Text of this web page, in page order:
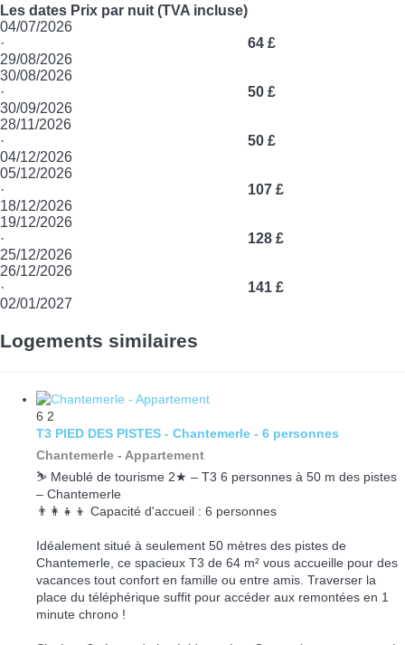
Les dates Prix par nuit (TVA incluse)
04/07/2026
·
29/08/2026
64 £
30/08/2026
·
30/09/2026
50 £
28/11/2026
·
04/12/2026
50 £
05/12/2026
·
18/12/2026
107 £
19/12/2026
·
25/12/2026
128 £
26/12/2026
·
02/01/2027
141 £
Logements similaires
6 2
T3 PIED DES PISTES - Chantemerle - 6 personnes
Chantemerle - Appartement
⛷️ Meublé de tourisme 2★ – T3 6 personnes à 50 m des pistes
– Chantemerle
👨‍👩‍👧‍👦 Capacité d'accueil : 6 personnes
Idéalement situé à seulement 50 mètres des pistes de
Chantemerle, ce spacieux T3 de 64 m² vous accueille pour des
vacances tout confort en famille ou entre amis. Traverser la
place du téléphérique suffit pour accéder aux remontées en 1
minute chrono !